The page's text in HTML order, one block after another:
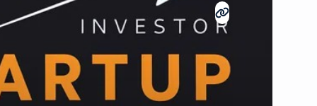
Intelligence Artificielle
Marketing & Ventes
Produits physiques